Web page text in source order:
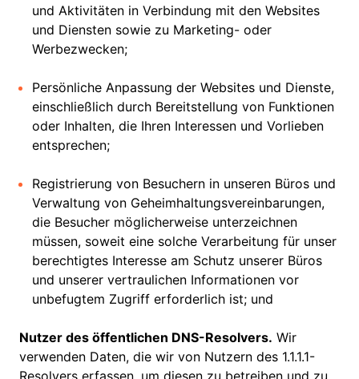
und Aktivitäten in Verbindung mit den Websites
und Diensten sowie zu Marketing- oder
Werbezwecken;
Persönliche Anpassung der Websites und Dienste,
einschließlich durch Bereitstellung von Funktionen
oder Inhalten, die Ihren Interessen und Vorlieben
entsprechen;
Registrierung von Besuchern in unseren Büros und
Verwaltung von Geheimhaltungsvereinbarungen,
die Besucher möglicherweise unterzeichnen
müssen, soweit eine solche Verarbeitung für unser
berechtigtes Interesse am Schutz unserer Büros
und unserer vertraulichen Informationen vor
unbefugtem Zugriff erforderlich ist; und
Nutzer des öffentlichen DNS-Resolvers. Wir
verwenden Daten, die wir von Nutzern des 1.1.1.1-
Resolvers erfassen, um diesen zu betreiben und zu